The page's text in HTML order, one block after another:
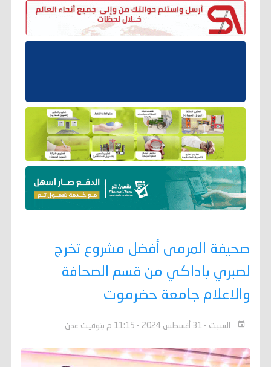
صحيفة المرمى أفضل مشروع تخرج
لصبري باداكي من قسم الصحافة
والاعلام جامعة حضرموت
السبت - 31 أغسطس 2024 - 11:15 م بتوقيت عدن